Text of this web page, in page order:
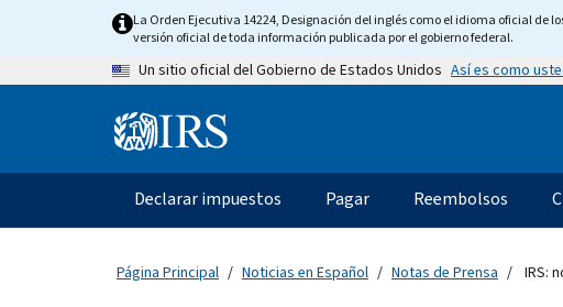
content
La Orden Ejecutiva 14224, Designación del inglés como el idioma oficial de
versión oficial de toda información publicada por el gobierno federal.
Un sitio oficial del Gobierno de Estados Unidos Así es como
Information
Navegación
principal
Declarar impuestos Pagar Reembolsos
Página Principal Noticias en Español Notas de Prensa IRS: